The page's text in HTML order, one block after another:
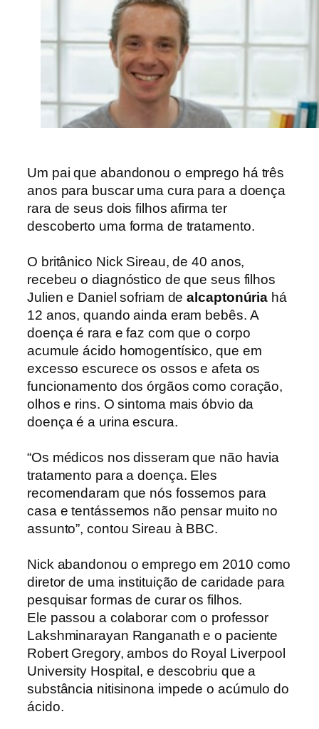
Um pai que abandonou o emprego há três
anos para buscar uma cura para a doença
rara de seus dois filhos afirma ter
descoberto uma forma de tratamento.
O britânico Nick Sireau, de 40 anos,
recebeu o diagnóstico de que seus filhos
Julien e Daniel sofriam dealcaptonúria há
12 anos, quando ainda eram bebês. A
doença é rara e faz com que o corpo
acumule ácido homogentísico, que em
excesso escurece os ossos e afeta os
funcionamento dos órgãos como coração,
olhos e rins. O sintoma mais óbvio da
doença é a urina escura.
“Os médicos nos disseram que não havia
tratamento para a doença. Eles
recomendaram que nós fossemos para
casa e tentássemos não pensar muito no
assunto”, contou Sireau à BBC.
Nick abandonou o emprego em 2010 como
diretor de uma instituição de caridade para
pesquisar formas de curar os filhos.
Ele passou a colaborar com o professor
Lakshminarayan Ranganath e o paciente
Robert Gregory, ambos do Royal Liverpool
University Hospital, e descobriu que a
substância nitisinona impede o acúmulo do
ácido.